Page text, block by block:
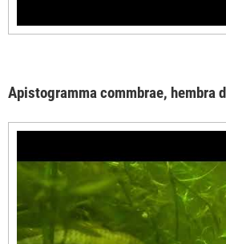
Apistogramma commbrae, hembra